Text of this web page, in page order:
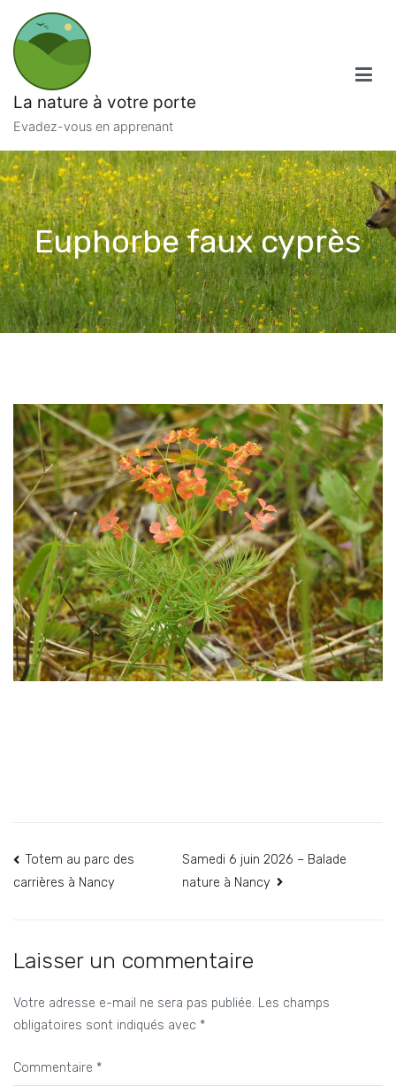
contenu
La nature à votre porte
Evadez-vous en apprenant
Euphorbe faux cyprès
Navigation
Totem au parc des
carrières à Nancy
Samedi 6 juin 2026 – Balade
nature à Nancy
Laisser un commentaire
Votre adresse e-mail ne sera pas publiée. Les champs
obligatoires sont indiqués avec *
Commentaire *